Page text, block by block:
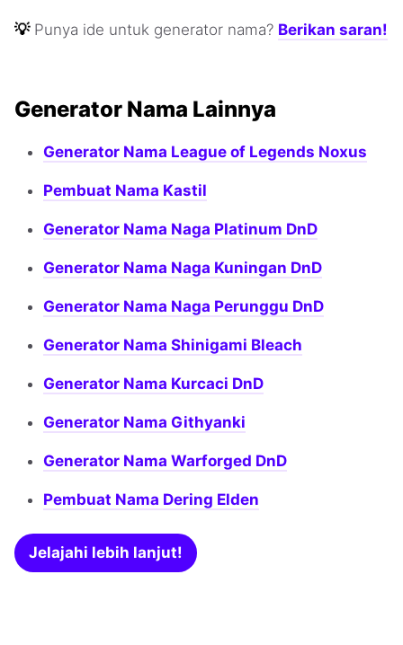
💡 Punya ide untuk generator nama? Berikan saran!
Generator Nama Lainnya
Generator Nama League of Legends Noxus
Pembuat Nama Kastil
Generator Nama Naga Platinum DnD
Generator Nama Naga Kuningan DnD
Generator Nama Naga Perunggu DnD
Generator Nama Shinigami Bleach
Generator Nama Kurcaci DnD
Generator Nama Githyanki
Generator Nama Warforged DnD
Pembuat Nama Dering Elden
Jelajahi lebih lanjut!